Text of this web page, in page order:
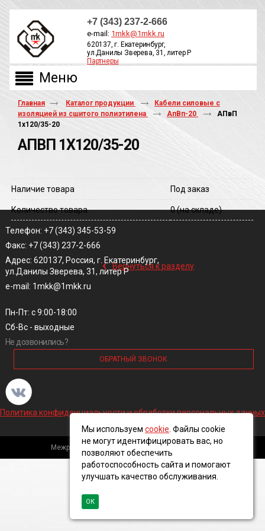
+7 (343) 237-2-666
e-mail: 1mkk@1mkk.ru
620137, г. Екатеринбург,
ул.Данилы Зверева, 31, литер Р
Партнеры
Главная Каталог продукции
Кабели силовые с
изоляцией из сшитого полиэтилена
АпВп-20
АПвП
1х120/35-20
АПВП 1Х120/35-20
Наличие товара Под заказ
Количество товара 0(на складе)
‹ Вернуться к разделу
Телефон: +7 (343) 345-53-59
Факс: +7 (343) 237-2-666
Адрес: 620137, Россия, г. Екатеринбург,
ул.Данилы Зверева, 31, литер Р
e-mail: 1mkk@1mkk.ru
Пн-Пт: с 9:00-18:00
Сб-Вс - выходные
Не дозвонились?
ОБРАТНЫЙ ЗВОНОК
Политика конфиденциальности и обработки персональных данных
Межрегиональная кабельная компания, 2016 ©
Мы используем cookie . Файлы cookie
не могут идентифицировать вас, но
позволяют обеспечить
работоспособность сайта и помогают
улучшать качество обслуживания.
ОК